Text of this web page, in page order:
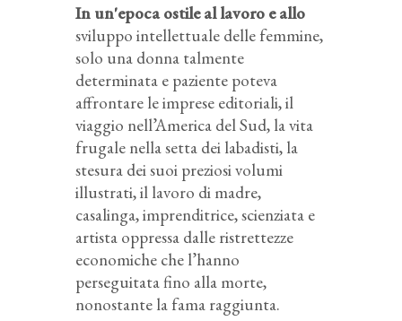
In un'epoca ostile al lavoro e allo
sviluppo intellettuale delle femmine,
solo una donna talmente
determinata e paziente poteva
affrontare le imprese editoriali, il
viaggio nell’America del Sud, la vita
frugale nella setta dei labadisti, la
stesura dei suoi preziosi volumi
illustrati, il lavoro di madre,
casalinga, imprenditrice, scienziata e
artista oppressa dalle ristrettezze
economiche che l’hanno
perseguitata fino alla morte,
nonostante la fama raggiunta.